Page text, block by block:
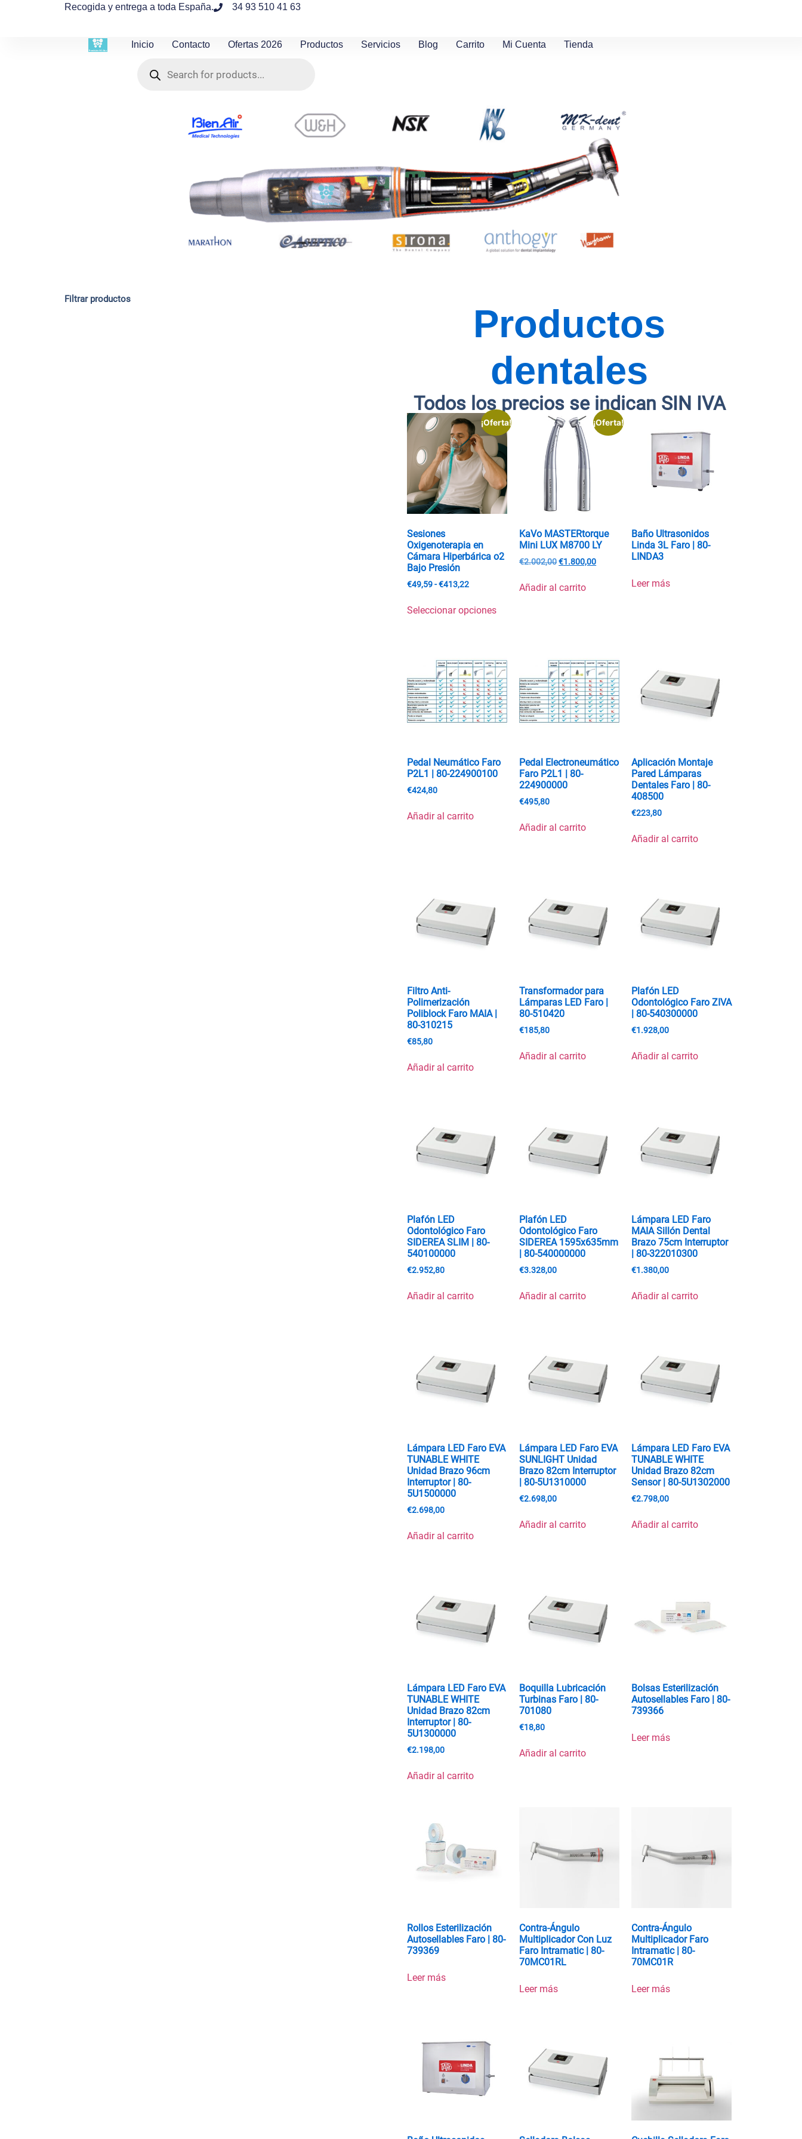
Recogida y entrega a toda España. 34 93 510 41 63
Inicio Contacto Ofertas 2026 Productos Servicios Blog Carrito Mi Cuenta Tienda
Filtrar productos
Productos
dentales
Todos los precios se indican SIN IVA
¡Oferta!
Sesiones
Oxigenoterapia en
Cámara Hiperbárica o2
Bajo Presión
€49,59-€413,22
Seleccionar opciones
¡Oferta!
KaVo MASTERtorque
Mini LUX M8700 LY
€2.002,00€1.800,00
Añadir al carrito
Baño Ultrasonidos
Linda 3L Faro | 80-
LINDA3
Leer más
Pedal Neumático Faro
P2L1 | 80-224900100
€424,80
Añadir al carrito
Pedal Electroneumático
Faro P2L1 | 80-
224900000
€495,80
Añadir al carrito
Aplicación Montaje
Pared Lámparas
Dentales Faro | 80-
408500
€223,80
Añadir al carrito
Filtro Anti-
Polimerización
Poliblock Faro MAIA |
80-310215
€85,80
Añadir al carrito
Transformador para
Lámparas LED Faro |
80-510420
€185,80
Añadir al carrito
Plafón LED
Odontológico Faro ZIVA
| 80-540300000
€1.928,00
Añadir al carrito
Plafón LED
Odontológico Faro
SIDEREA SLIM | 80-
540100000
€2.952,80
Añadir al carrito
Plafón LED
Odontológico Faro
SIDEREA 1595x635mm
| 80-540000000
€3.328,00
Añadir al carrito
Lámpara LED Faro
MAIA Sillón Dental
Brazo 75cm Interruptor
| 80-322010300
€1.380,00
Añadir al carrito
Lámpara LED Faro EVA
TUNABLE WHITE
Unidad Brazo 96cm
Interruptor | 80-
5U1500000
€2.698,00
Añadir al carrito
Lámpara LED Faro EVA
SUNLIGHT Unidad
Brazo 82cm Interruptor
| 80-5U1310000
€2.698,00
Añadir al carrito
Lámpara LED Faro EVA
TUNABLE WHITE
Unidad Brazo 82cm
Sensor | 80-5U1302000
€2.798,00
Añadir al carrito
Lámpara LED Faro EVA
TUNABLE WHITE
Unidad Brazo 82cm
Interruptor | 80-
5U1300000
€2.198,00
Añadir al carrito
Boquilla Lubricación
Turbinas Faro | 80-
701080
€18,80
Añadir al carrito
Bolsas Esterilización
Autosellables Faro | 80-
739366
Leer más
Rollos Esterilización
Autosellables Faro | 80-
739369
Leer más
Contra-Ángulo
Multiplicador Con Luz
Faro Intramatic | 80-
70MC01RL
Leer más
Contra-Ángulo
Multiplicador Faro
Intramatic | 80-
70MC01R
Leer más